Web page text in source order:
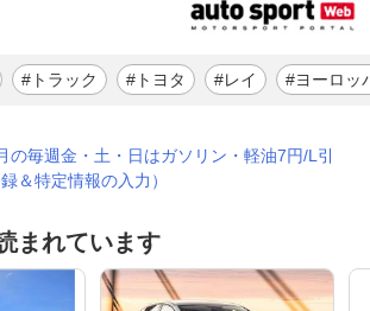
#トラック #トヨタ #レイ #ヨーロッ
の毎週金・土・日はガソリン・軽油7円/L引
＆特定情報の入力）
まれています